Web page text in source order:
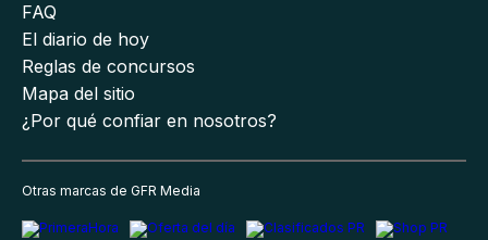
FAQ
El diario de hoy
Reglas de concursos
Mapa del sitio
¿Por qué confiar en nosotros?
Otras marcas de GFR Media